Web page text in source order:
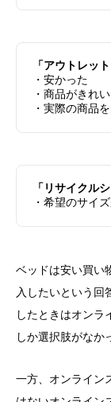
「アウトレット
・安かった
・商品がきれ
・実際の商品
「リサイクル
・希望のサイ
ベッドは安い買い
入したいという回
したときはオンラ
しか選択肢がなか
一方、オンライン